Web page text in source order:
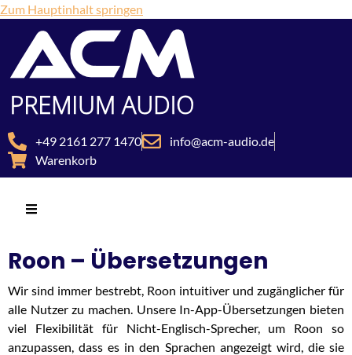
Zum Hauptinhalt springen
+49 2161 277 1470
info@acm-audio.de
Warenkorb
Roon – Übersetzungen
Wir sind immer bestrebt, Roon intuitiver und zugänglicher für
alle Nutzer zu machen. Unsere In-App-Übersetzungen bieten
viel Flexibilität für Nicht-Englisch-Sprecher, um Roon so
anzupassen, dass es in den Sprachen angezeigt wird, die sie